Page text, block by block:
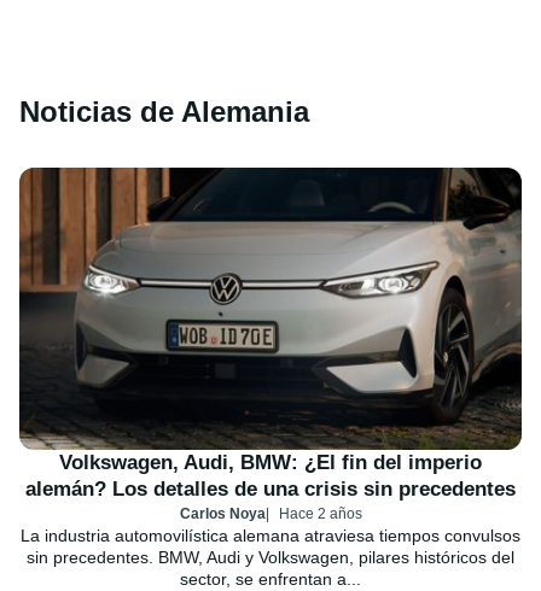
Noticias de Alemania
Volkswagen, Audi, BMW: ¿El fin del imperio
alemán? Los detalles de una crisis sin precedentes
Carlos Noya Hace 2 años
La industria automovilística alemana atraviesa tiempos convulsos
sin precedentes. BMW, Audi y Volkswagen, pilares históricos del
sector, se enfrentan a...